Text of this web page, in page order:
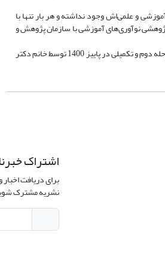
و علمی‌اش وجود نداشته و هر بار تنها با
نوآوری‌های آموزشی با سازمان پژوهش و
این گفت‌وگو به‌منظور ثبت اطلاعات تاریخ شفاهی آموزش‌و‌پرورش در دومرحله (مرحله اول در سال 1395 توسط آقای دکتر چوبینه و مرحله دوم و تکمیلی در پاییز 1400 توسط خانم دکتر
اشتراک
برای دریافت
نشریه مشترک